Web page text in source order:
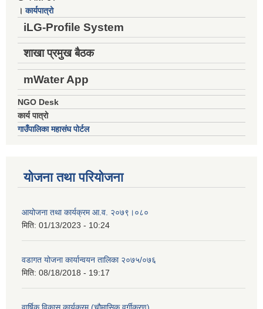
।कार्यपात्रो
iLG-Profile System
शाखा प्रमुख बैठक
mWater App
NGO Desk
कार्य पात्रो
गाउँपालिका महासंघ पोर्टल
योजना तथा परियोजना
आयोजना तथा कार्यक्रम आ.व. २०७९।०८०
मिति: 01/13/2023 - 10:24
वडागत योजना कार्यान्वयन तालिका २०७५/०७६
मिति: 08/18/2018 - 19:17